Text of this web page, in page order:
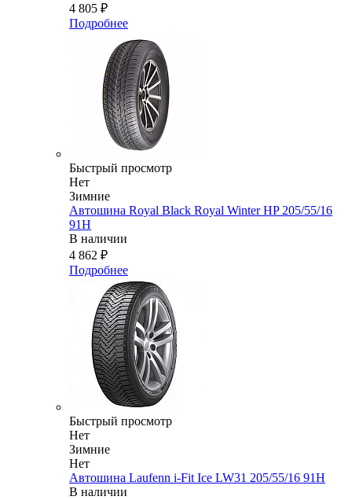
4 805 ₽
Подробнее
Быстрый просмотр
Нет
Зимние
Автошина Royal Black Royal Winter HP 205/55/16
91H
В наличии
4 862 ₽
Подробнее
Быстрый просмотр
Нет
Зимние
Нет
Автошина Laufenn i-Fit Ice LW31 205/55/16 91H
В наличии